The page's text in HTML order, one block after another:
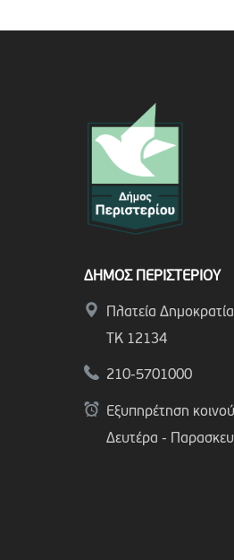
ΔΗΜΟΣ ΠΕΡΙΣΤΕΡΙΟΥ
Πλατεία
ΤΚ 12134
210-5701000
Εξυπηρέτηση
Δευτέρα -